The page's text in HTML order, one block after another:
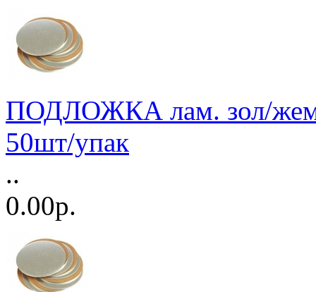
ПОДЛОЖКА лам. зол/
50шт/упак
..
0.00р.